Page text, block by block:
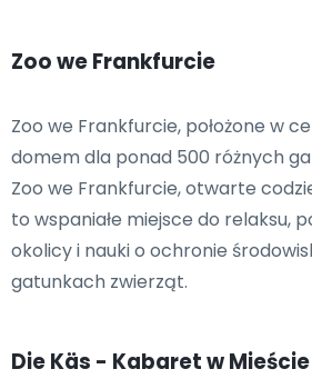
Zoo we Frankfurcie
Zoo we Frankfurcie, położone w
domem dla ponad 500 różnych
Zoo we Frankfurcie, otwarte
to wspaniałe miejsce do relaksu,
okolicy i nauki o ochronie
gatunkach zwierząt.
Die Käs - Kabaret w Mieście